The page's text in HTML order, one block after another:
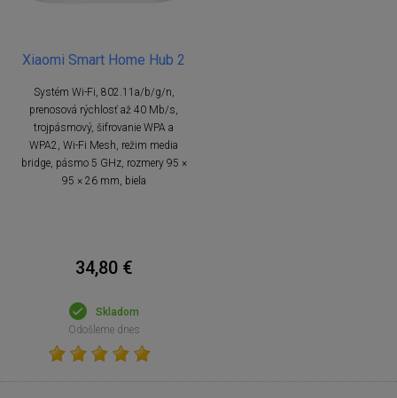
Xiaomi Smart Home Hub 2
Systém Wi-Fi, 802.11a/b/g/n,
prenosová rýchlosť až 40 Mb/s,
trojpásmový, šifrovanie WPA a
WPA2, Wi-Fi Mesh, režim media
bridge, pásmo 5 GHz, rozmery 95 ×
95 × 26 mm, biela
34,80 €
Skladom
Odošleme dnes